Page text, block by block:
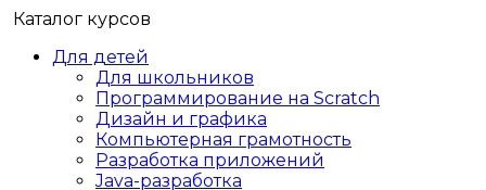
Каталог курсов
Для детей
Для школьников
Программирование на Scratch
Дизайн и графика
Компьютерная грамотность
Разработка приложений
Java-разработка